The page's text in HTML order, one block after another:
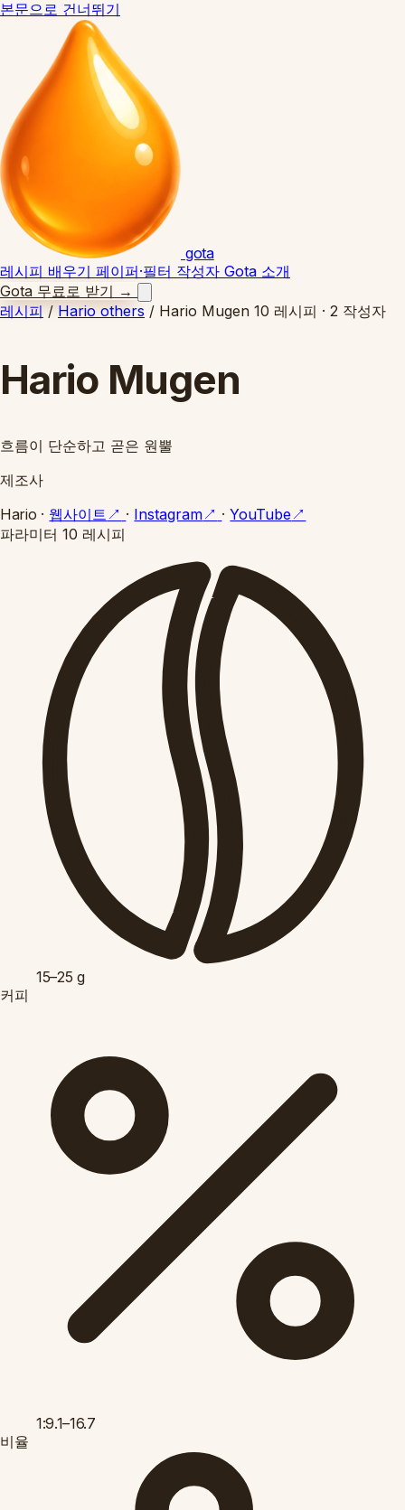
본문으로 건너뛰기
gota
레시피 배우기 페이퍼·필터 작성자 Gota 소개
Gota 무료로 받기 →
레시피 / Hario others / Hario Mugen 10 레시피 · 2 작성자
Hario Mugen
흐름이 단순하고 곧은 원뿔
제조사
Hario · 웹사이트 ↗ · Instagram↗ · YouTube↗
파라미터 10 레시피
15–25 g
커피
1:9.1–16.7
비율